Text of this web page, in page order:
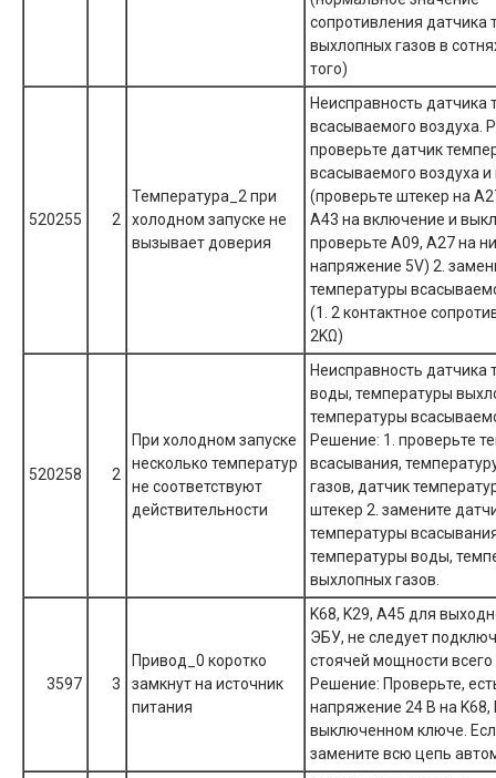
сопротивления датчика
выхлопных газов в
того)
520255 2
Температура_2 при
холодном запуске не
вызывает доверия
Неисправность датчика
всасываемого воздуха.
проверьте датчик
всасываемого воздуха и
(проверьте штекер на
A43 на включение и
проверьте A09, A27 на
напряжение 5V) 2.
температуры
(1. 2 контактное
2KΩ)
520258 2
При холодном запуске
несколько температур
не соответствуют
действительности
Неисправность датчика
воды, температуры
температуры
Решение: 1. проверьте
всасывания,
газов, датчик
штекер 2. замените
температуры
температуры воды,
выхлопных газов.
3597 3
Привод_0 коротко
замкнут на источник
питания
K68, K29, A45 для
ЭБУ, не следует
стоячей мощности
Решение: Проверьте,
напряжение 24 В на K68,
выключенном ключе.
замените всю цепь